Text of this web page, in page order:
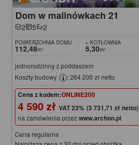
Dom w malinówkach 21
2 5 2
POWIERZCHNIA DOMU
112,48m²
+ KOTŁOWNIA
5,30m²
jednorodzinny z poddaszem
Koszty budowy
: 264 200 zł netto
Cena z kodem:ONLINE200
4 590 zł (3 731,71 zł netto)
na zamówienia przezwww.archon.pl
Cena regularna